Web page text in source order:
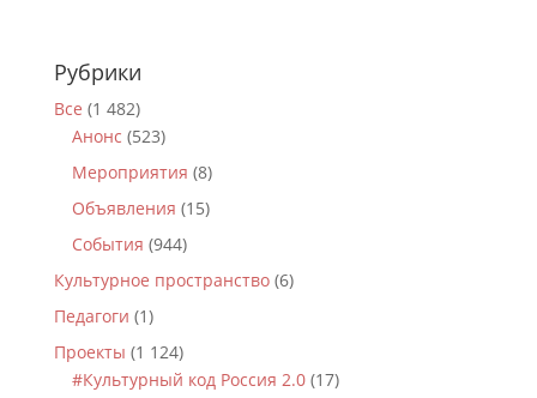
Рубрики
Все (1 482)
Анонс (523)
Мероприятия (8)
Объявления (15)
События (944)
Культурное пространство(6)
Педагоги (1)
Проекты (1 124)
#Культурный код Россия 2.0(17)